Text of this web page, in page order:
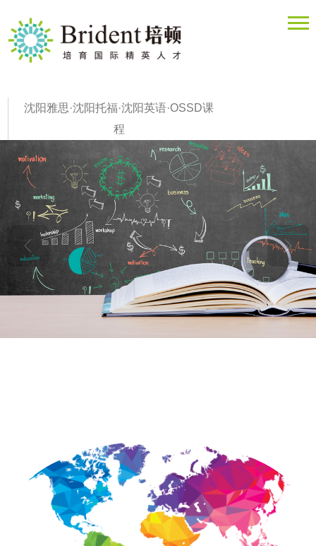
沈阳雅思·沈阳托福·沈阳英语·OSSD课
程
"沈阳雅思托福英语培训学校"